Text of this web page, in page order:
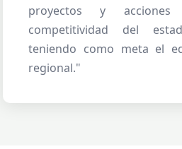
proyectos y
competitividad del
teniendo como meta el
regional."